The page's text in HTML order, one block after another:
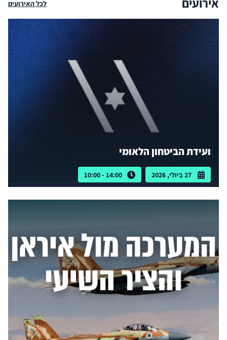
אירועים לכל האירועים
ועידת הביטחון הלאומי
27 ביולי, 2026 14:00 - 10:00